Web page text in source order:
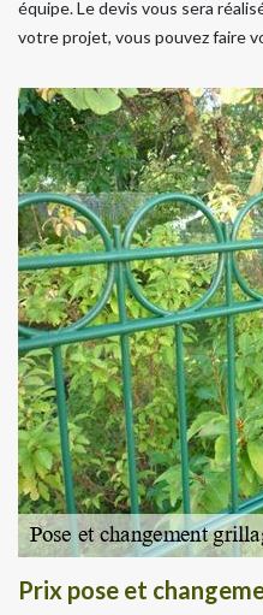
équipe. Le devis vous sera
votre projet, vous pouvez faire
Prix pose et